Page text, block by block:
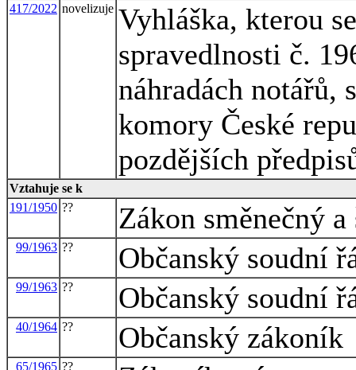
417/2022 novelizuje Vyhláška, kterou
spravedlnosti č.
náhradách notářů,
komory České
pozdějších
Vztahuje se k
191/1950 ?? Zákon směnečný
99/1963 ?? Občanský soudní
99/1963 ?? Občanský soudní
40/1964 ?? Občanský zákoník
65/1965 ??